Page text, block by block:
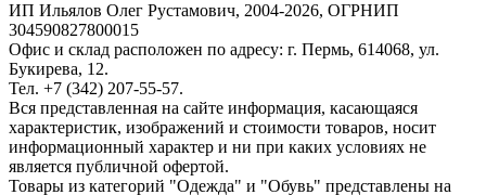
ИП Ильялов Олег Рустамович, 2004-2026, ОГРНИП
304590827800015
Офис и склад расположен по адресу: г. Пермь, 614068, ул.
Букирева, 12.
Тел. +7 (342) 207-55-57.
Вся представленная на сайте информация, касающаяся
характеристик, изображений и стоимости товаров, носит
информационный характер и ни при каких условиях не
является публичной офертой.
Товары из категорий "Одежда" и "Обувь" представлены на